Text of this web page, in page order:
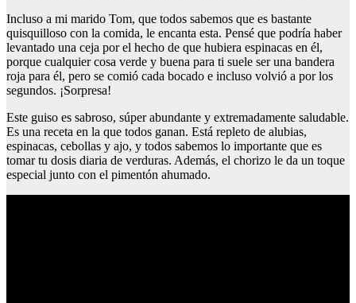
Incluso a mi marido Tom, que todos sabemos que es bastante
quisquilloso con la comida, le encanta esta. Pensé que podría haber
levantado una ceja por el hecho de que hubiera espinacas en él,
porque cualquier cosa verde y buena para ti suele ser una bandera
roja para él, pero se comió cada bocado e incluso volvió a por los
segundos. ¡Sorpresa!
Este guiso es sabroso, súper abundante y extremadamente saludable.
Es una receta en la que todos ganan. Está repleto de alubias,
espinacas, cebollas y ajo, y todos sabemos lo importante que es
tomar tu dosis diaria de verduras. Además, el chorizo le da un toque
especial junto con el pimentón ahumado.